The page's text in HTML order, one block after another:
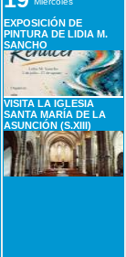
EXPOSICIÓN DE
PINTURA DE LIDIA M.
SANCHO
VISITA LA IGLESIA
SANTA MARÍA DE LA
ASUNCIÓN (S.XIII)